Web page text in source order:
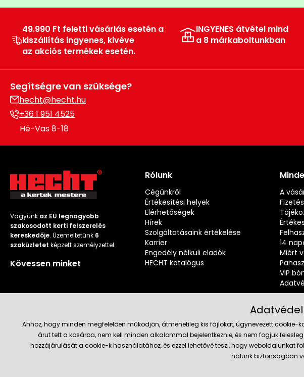
49.990 Ft feletti vásárlás esetén a
kiszállítás ingyenes, kivéve
az akciós termékek esetén.
INGYENES átvétel mind
a 8 márkaboltunkban
Segítségre van szüksége?
hecht@hecht.hu
+36 1 951 4525
Hé-Vas 8-18
Vagyunk az EU legnagyobb
szakosodott kerti felszerelés
kereskedője. Üzemeltetünk 6
szaküzletet képzett személyzettel.
Kövessen minket
Rólunk
Cégünkről
Értékesítési helyek
Elérhetőségek
Hírek
Szolgáltatásaink értékelése
Karrier
Engedély nélküli eladók
HECHT katalógus
A
14
Miért
VIP
Szállítás és fizetési módok
Ahhoz, hogy minden megfelelően működjön, átmenetileg kis fájlokat, úgynevezett
árut tett a kosárba, nem kell minden alkalommal bejelentkeznie, és nem fogjuk
hozzájárulását a cookie-k használatához, és ezzel lehetővé teszi, hogy
nálunk biztonságban